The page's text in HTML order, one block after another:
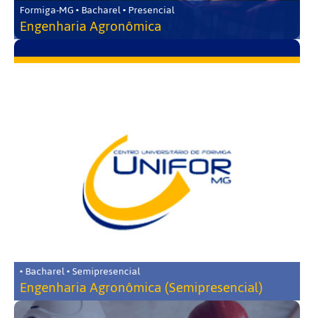
Formiga-MG • Bacharel • Presencial
Engenharia Agronômica
• Bacharel • Semipresencial
Engenharia Agronômica (Semipresencial)